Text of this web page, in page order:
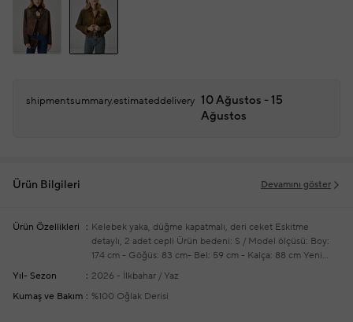
shipmentsummary.estimateddelivery 10 Ağustos - 15
Ağustos
Ürün Bilgileri Devamını göster
Ürün Özellikleri Kelebek yaka, düğme kapatmalı, deri ceket Eskitme
detaylı, 2 adet cepli Ürün bedeni: S / Model ölçüsü: Boy:
174 cm - Göğüs: 83 cm- Bel: 59 cm - Kalça: 88 cm
sezon hazır giyim alışverişlerinizde ücretsiz tadilat
Yıl- Sezon
2026 - İlkbahar / Yaz
Kumaş ve Bakım
%100 Oğlak Derisi